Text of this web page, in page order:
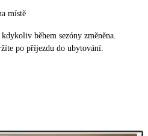
místě
během sezóny změněna.
po příjezdu do ubytování.